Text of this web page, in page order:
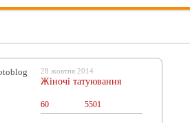
28 жовтня 2014
Жіночі татуювання
60 5501